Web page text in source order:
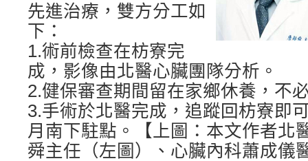
先進治療，雙方分工如
下：
1.術前檢查在枋寮完
成，影像由北醫心臟團隊分析。
2.健保審查期間留在家鄉休養，不
3.手術於北醫完成，追蹤回枋寮即
月南下駐點。【上圖：本文作者北
舜主任（左圖）、心臟內科蕭成儀